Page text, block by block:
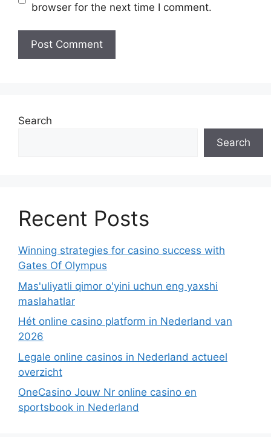
browser for the next time I comment.
Search
Search
Recent Posts
Winning strategies for casino success with
Gates Of Olympus
Mas'uliyatli qimor o'yini uchun eng yaxshi
maslahatlar
Hét online casino platform in Nederland van
2026
Legale online casinos in Nederland actueel
overzicht
OneCasino Jouw Nr online casino en
sportsbook in Nederland